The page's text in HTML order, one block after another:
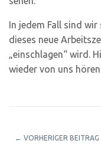
In jedem Fall sind
dieses neue
„einschlagen“ wird.
wieder von uns
← VORHERIGER BEITRAG